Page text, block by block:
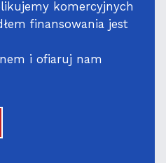
komercyjnych
finansowania jest
i ofiaruj nam